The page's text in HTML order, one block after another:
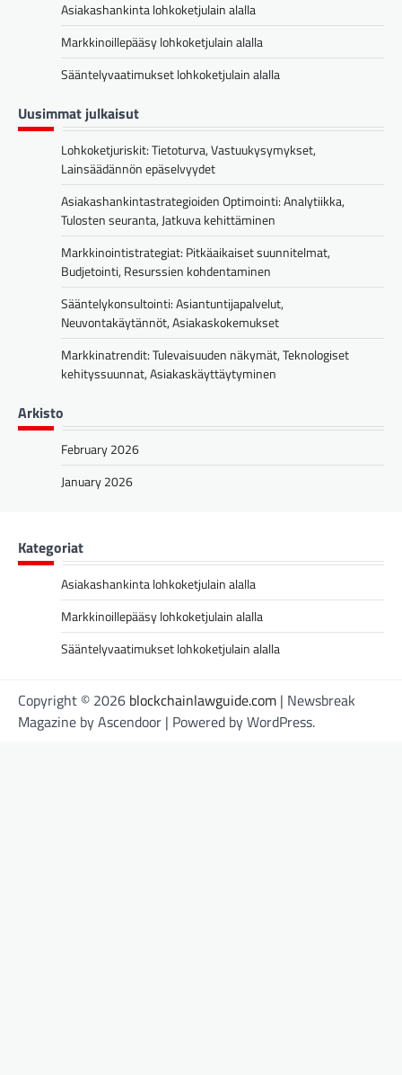
Asiakashankinta lohkoketjulain alalla
Markkinoillepääsy lohkoketjulain alalla
Sääntelyvaatimukset lohkoketjulain alalla
Uusimmat julkaisut
Lohkoketjuriskit: Tietoturva, Vastuukysymykset,
Lainsäädännön epäselvyydet
Asiakashankintastrategioiden Optimointi: Analytiikka,
Tulosten seuranta, Jatkuva kehittäminen
Markkinointistrategiat: Pitkäaikaiset suunnitelmat,
Budjetointi, Resurssien kohdentaminen
Sääntelykonsultointi: Asiantuntijapalvelut,
Neuvontakäytännöt, Asiakaskokemukset
Markkinatrendit: Tulevaisuuden näkymät, Teknologiset
kehityssuunnat, Asiakaskäyttäytyminen
Arkisto
February 2026
January 2026
Kategoriat
Asiakashankinta lohkoketjulain alalla
Markkinoillepääsy lohkoketjulain alalla
Sääntelyvaatimukset lohkoketjulain alalla
Copyright © 2026 blockchainlawguide.com | Newsbreak
Magazine byAscendoor | Powered byWordPress.